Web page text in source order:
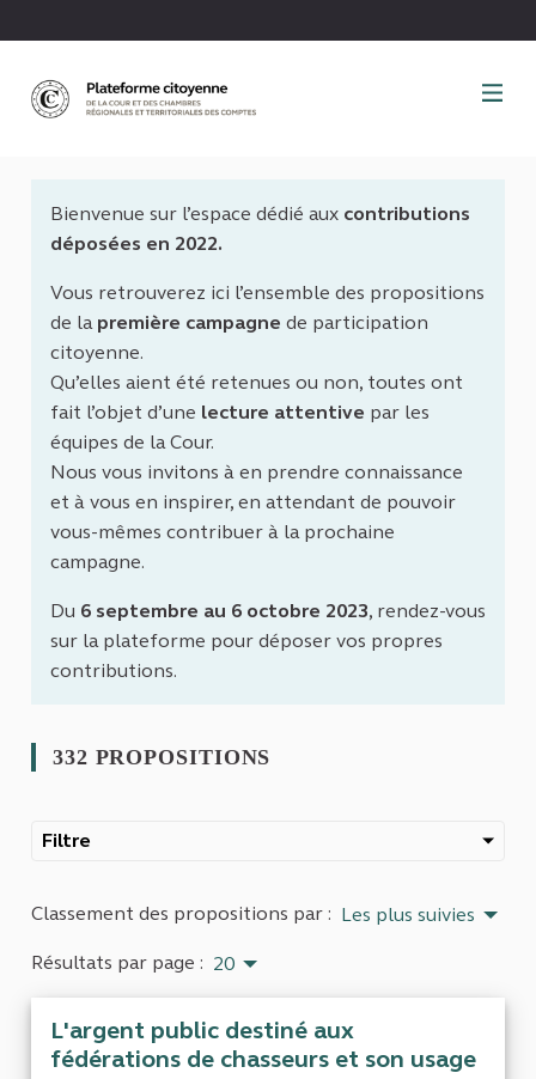
Bienvenue sur l’espace dédié aux contributions
déposées en 2022.
Vous retrouverez ici l’ensemble des propositions
de la première campagne de participation
citoyenne.
Qu’elles aient été retenues ou non, toutes ont
fait l’objet d’une lecture attentive par les
équipes de la Cour.
Nous vous invitons à en prendre connaissance
et à vous en inspirer, en attendant de pouvoir
vous-mêmes contribuer à la prochaine
campagne.
Du 6 septembre au 6 octobre 2023, rendez-vous
sur la plateforme pour déposer vos propres
contributions.
332 PROPOSITIONS
Filtre
Classement des propositions par : Les plus suivies
Résultats par page : 20
L'argent public destiné aux
fédérations de chasseurs et son usage